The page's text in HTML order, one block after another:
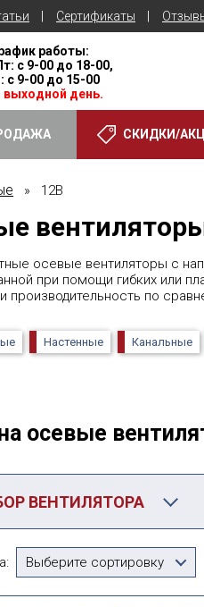
Сертификаты
работы:
с 9-00 до 18-00,
с 9-00 до 15-00
выходной день.
СКИДКИ/
» 12В
осевые вентиляторы с
при помощи гибких или
производительность по
Настенные Канальные
осевые
ВЕНТИЛЯТОРА
Выберите сортировку